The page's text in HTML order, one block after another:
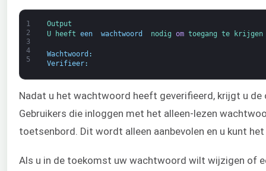
1
2
3
4
5
Output
U
heeft een wachtwoord nodig om toegang te
Wachtwoord :
Verifieer:
Nadat u het wachtwoord heeft geverifieerd, krijgt u
Gebruikers die inloggen met het alleen-lezen
toetsenbord. Dit wordt alleen aanbevolen en u kunt
Als u in de toekomst uw wachtwoord wilt wijzigen of